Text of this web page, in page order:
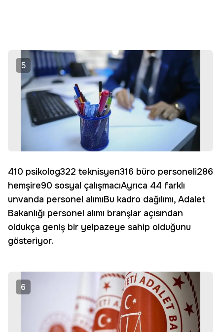
5
410 psikolog322 teknisyen316 büro personeli286
hemşire90 sosyal çalışmacıAyrıca 44 farklı
unvanda personel alımıBu kadro dağılımı, Adalet
Bakanlığı personel alımı branşlar açısından
oldukça geniş bir yelpazeye sahip olduğunu
gösteriyor.
6